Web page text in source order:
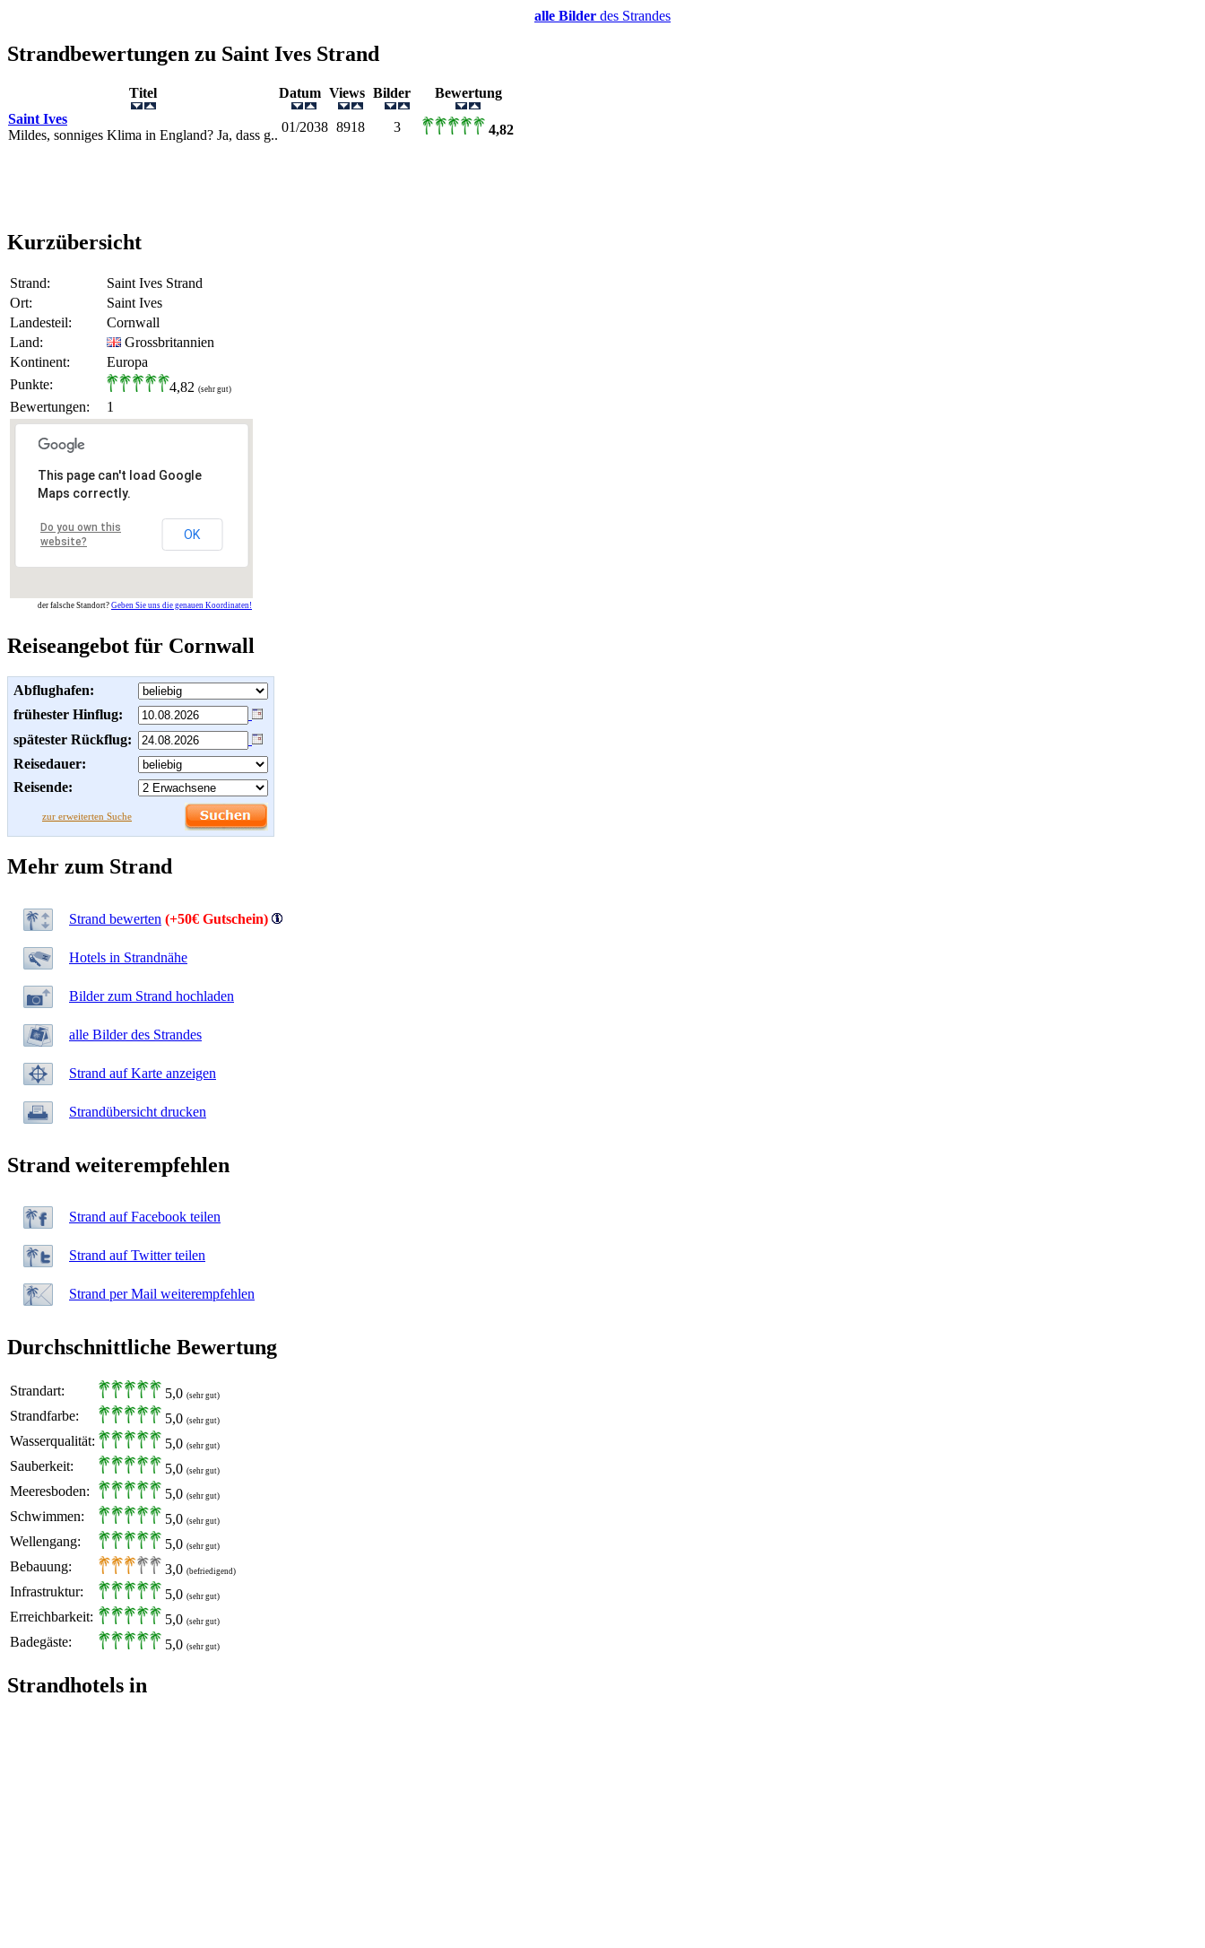
alle Bilder des Strandes
Strandbewertungen zu Saint Ives Strand
Titel Datum Views Bilder
Bewertung
Saint Ives
Mildes, sonniges Klima in England? Ja, dass g..
01/2038 8918 3 4,82
Kurzübersicht
Strand:
Saint Ives Strand
Ort:
Saint Ives
Landesteil:
Cornwall
Land:
Grossbritannien
Kontinent:
Europa
Punkte:
4,82 (sehr gut)
Bewertungen: 1
This page can't load Google
Maps correctly.
Do you own this
website?
OK
der falsche Standort? Geben Sie uns die genauen Koordinaten!
Reiseangebot für Cornwall
Abflughafen:
frühester Hinflug:
spätester Rückflug:
Reisedauer:
Reisende:
zur erweiterten Suche
Mehr zum Strand
Strand bewerten (+50€ Gutschein)
Hotels in Strandnähe
Bilder zum Strand hochladen
alle Bilder des Strandes
Strand auf Karte anzeigen
Strandübersicht drucken
Strand weiterempfehlen
Strand auf Facebook teilen
Strand auf Twitter teilen
Strand per Mail weiterempfehlen
Durchschnittliche Bewertung
Strandart: 5,0 (sehr gut)
Strandfarbe: 5,0 (sehr gut)
Wasserqualität: 5,0 (sehr gut)
Sauberkeit: 5,0 (sehr gut)
Meeresboden: 5,0 (sehr gut)
Schwimmen: 5,0 (sehr gut)
Wellengang: 5,0 (sehr gut)
Bebauung: 3,0 (befriedigend)
Infrastruktur: 5,0 (sehr gut)
Erreichbarkeit: 5,0 (sehr gut)
Badegäste: 5,0 (sehr gut)
Strandhotels in